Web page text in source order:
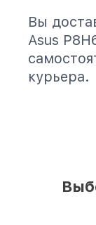
Вы
Asus
курьера.